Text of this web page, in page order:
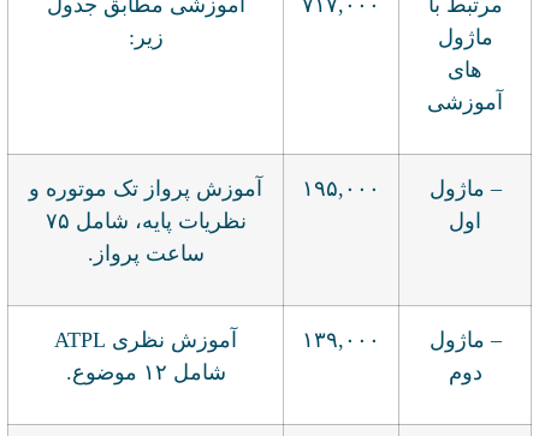
ماژول
های
آموزشی
زیر:
– ماژول
اول
۱۹۵,۰۰۰
آموزش پرواز تک موتوره و
نظریات پایه، شامل ۷۵
ساعت پرواز.
– ماژول
دوم
۱۳۹,۰۰۰
آموزش نظری ATPL
شامل ۱۲ موضوع.